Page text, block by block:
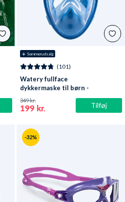
☀️ Sommerudsalg
Tilføj
(101)
Watery fullface
dykkermaske til børn -
Oxygen - Atlantic Blue
199 kr.
349 kr.
-32%